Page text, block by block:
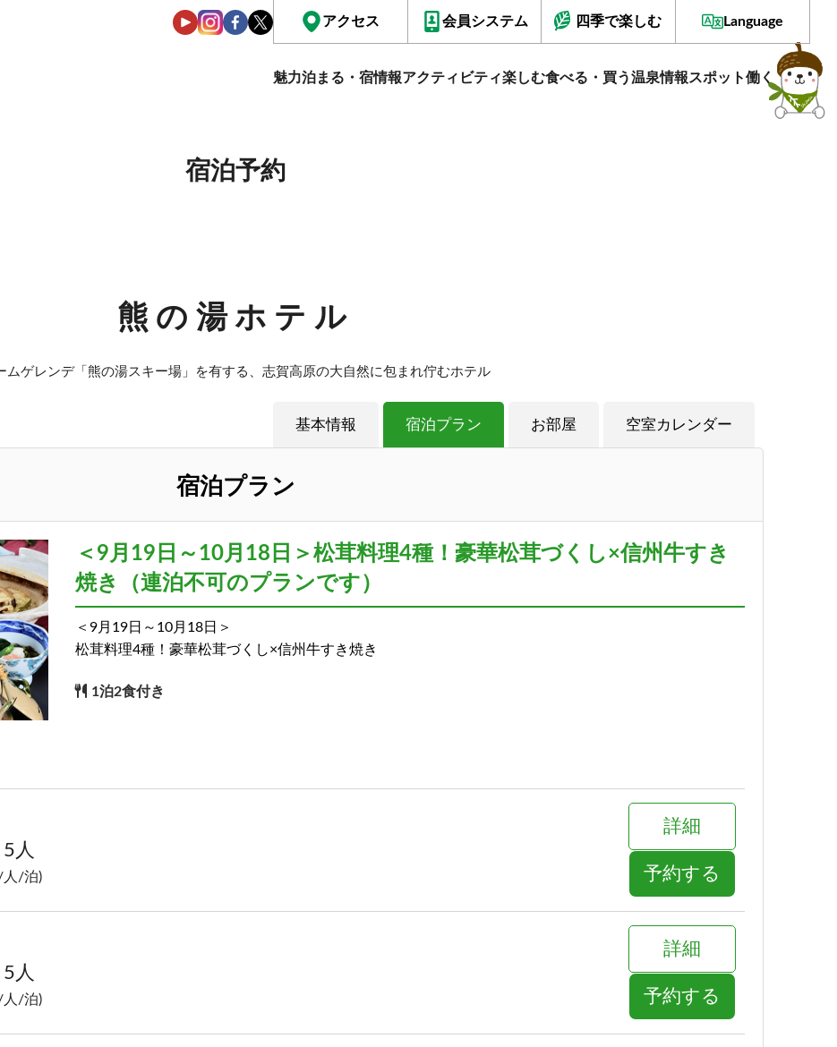
アクセス 会員システム 四季で楽しむ Language
魅力泊まる・宿情報アクティビティ楽しむ食べる・買う温泉情報スポット働く
宿泊予約
熊の湯ホテル
ムゲレンデ「熊の湯スキー場」を有する、志賀高原の大自然に包まれ佇むホテル
基本情報 宿泊プラン お部屋 空室カレンダー
宿泊プラン
＜9月19日～10月18日＞松茸料理4種！豪華松茸づくし×信州牛すき
焼き（連泊不可のプランです）
＜9月19日～10月18日＞
松茸料理4種！豪華松茸づくし×信州牛すき焼き
1泊2食付き
人
人/泊)
詳細
予約する
人
人/泊)
詳細
予約する